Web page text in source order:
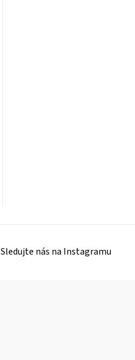
Sledujte nás na Instagramu